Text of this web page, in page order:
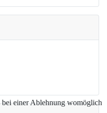
bei einer Ablehnung womöglich